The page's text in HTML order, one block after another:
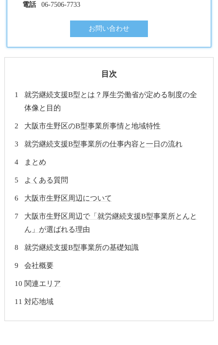
電話
06-7506-7733
お問い合わせ
目次
就労継続支援B型とは？厚生労働省が定める制度の全
体像と目的
大阪市生野区のB型事業所事情と地域特性
就労継続支援B型事業所の仕事内容と一日の流れ
まとめ
よくある質問
大阪市生野区周辺について
大阪市生野区周辺で「就労継続支援B型事業所とんと
ん」が選ばれる理由
就労継続支援B型事業所の基礎知識
会社概要
関連エリア
対応地域